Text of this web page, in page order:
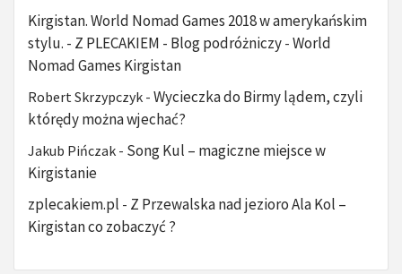
Kirgistan. World Nomad Games 2018 w amerykańskim
stylu. - Z PLECAKIEM - Blog podróżniczy - World
Nomad Games Kirgistan
Robert Skrzypczyk - Wycieczka do Birmy lądem, czyli
którędy można wjechać?
Jakub Pińczak - Song Kul – magiczne miejsce w
Kirgistanie
zplecakiem.pl - Z Przewalska nad jezioro Ala Kol –
Kirgistan co zobaczyć ?